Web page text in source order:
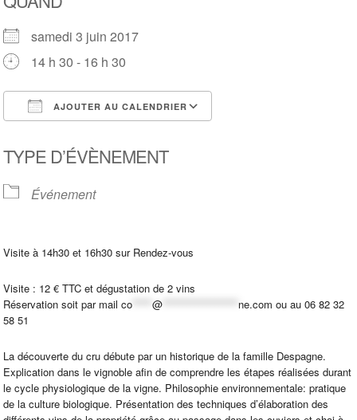
samedi 3 juin 2017
14 h 30 - 16 h 30
AJOUTER AU CALENDRIER
TYPE D’ÉVÈNEMENT
Événement
Visite à 14h30 et 16h30 sur Rendez-vous
Visite : 12 € TTC et dégustation de 2 vins
Réservation soit par mailco *****@ ne.com ou au 06 82 32
58 51
La découverte du cru débute par un historique de la famille Despagne.
Explication dans le vignoble afin de comprendre les étapes réalisées durant
le cycle physiologique de la vigne. Philosophie environnementale: pratique
de la culture biologique. Présentation des techniques d’élaboration des